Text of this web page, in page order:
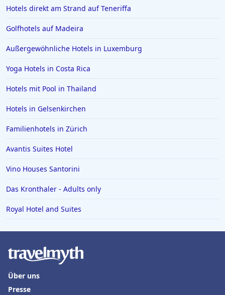
Hotels direkt am Strand auf Teneriffa
Golfhotels auf Madeira
Außergewöhnliche Hotels in Luxemburg
Yoga Hotels in Costa Rica
Hotels mit Pool in Thailand
Hotels in Gelsenkirchen
Familienhotels in Zürich
Avantis Suites Hotel
Vino Houses Santorini
Das Kronthaler - Adults only
Royal Hotel and Suites
Über uns
Presse